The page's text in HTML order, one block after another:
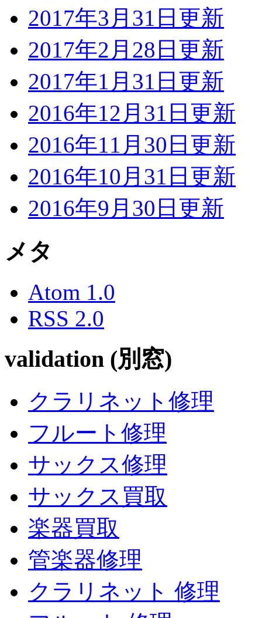
2017年3月31日更新
2017年2月28日更新
2017年1月31日更新
2016年12月31日更新
2016年11月30日更新
2016年10月31日更新
2016年9月30日更新
メタ
Atom 1.0
RSS 2.0
validation (別窓)
クラリネット修理
フルート修理
サックス修理
サックス買取
楽器買取
管楽器修理
クラリネット 修理